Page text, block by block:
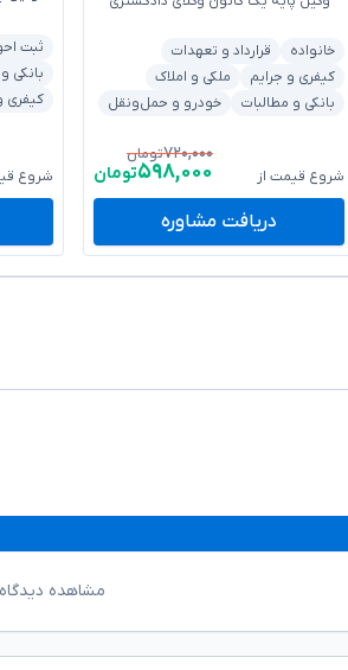
خانواده
قرارداد و تعهدات
کیفری و جرایم
ملکی و املاک
بانکی و مطالبات
خودرو و حمل‌ونقل
شروع قیمت از
۷۲۰,۰۰۰تومان
۵۹۸,۰۰۰تومان
دریافت مشاوره
ثبت
بانکی
کیفری
شروع
مشاهده